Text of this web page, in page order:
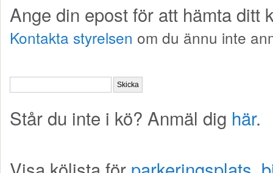
Ange din epost för att hämta ditt
Kontakta styrelsen om du ännu inte
Står du inte i kö? Anmäl dig här.